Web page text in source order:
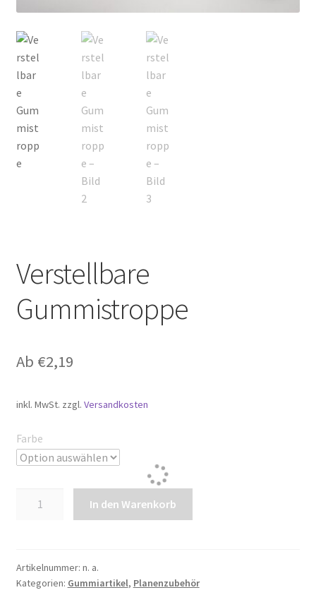
Verstellbare
Gummistroppe
Ab €2,19
inkl. MwSt. zzgl. Versandkosten
Farbe
In den Warenkorb
Artikelnummer: n. a.
Kategorien: Gummiartikel, Planenzubehör